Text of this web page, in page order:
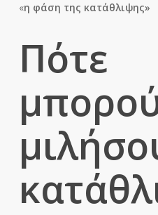
«η φάση της κατάθλιψης»
Πότε